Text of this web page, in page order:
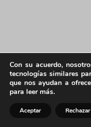
Con su acuerdo,
tecnologías similares
que nos ayudan a
para leer más.
Aceptar Rechazar